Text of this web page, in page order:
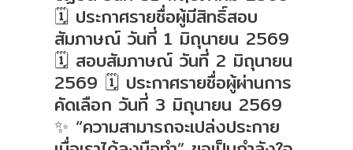
🗓 ประกาศรายชื่อผู้มีสิทธิ์สอบ
สัมภาษณ์ วันที่ 1 มิถุนายน 2569
🗓 สอบสัมภาษณ์ วันที่ 2 มิถุนายน
2569 🗓 ประกาศรายชื่อผู้ผ่านการ
คัดเลือก วันที่ 3 มิถุนายน 2569
✨ “ความสามารถจะเปล่งประกาย